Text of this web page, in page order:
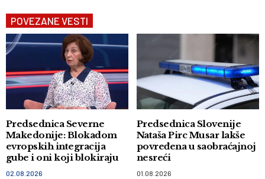
POVEZANE VESTI
Predsednica Severne
Makedonije: Blokadom
evropskih integracija
gube i oni koji blokiraju
02.08.2026
Predsednica Slovenije
Nataša Pirc Musar lakše
povređena u saobraćajnoj
nesreći
01.08.2026